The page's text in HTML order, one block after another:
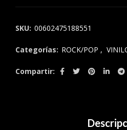
era:
$96.900.
SKU: 00602475188551
Categorías: ROCK/POP ,
Compartir